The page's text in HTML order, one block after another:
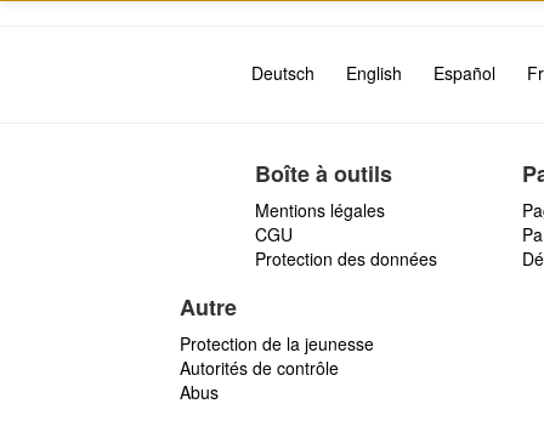
Deutsch English Español
Boîte à outils
Mentions légales
CGU
Protection des données
Autre
Protection de la jeunesse
Autorités de contrôle
Abus